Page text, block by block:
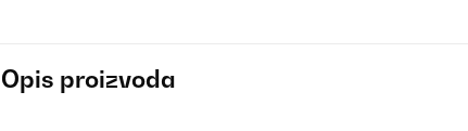
Opis proizvoda